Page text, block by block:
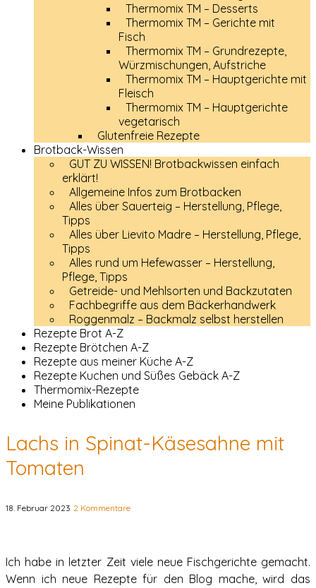
Thermomix TM – Desserts
Thermomix TM – Gerichte mit
Fisch
Thermomix TM – Grundrezepte,
Würzmischungen, Aufstriche
Thermomix TM – Hauptgerichte mit
Fleisch
Thermomix TM – Hauptgerichte
vegetarisch
Glutenfreie Rezepte
Brotback-Wissen
GUT ZU WISSEN! Brotbackwissen einfach
erklärt!
Allgemeine Infos zum Brotbacken
Alles über Sauerteig – Herstellung, Pflege,
Tipps
Alles über Lievito Madre – Herstellung, Pflege,
Tipps
Alles rund um Hefewasser – Herstellung,
Pflege, Tipps
Getreide- und Mehlsorten und Backzutaten
Fachbegriffe aus dem Bäckerhandwerk
Roggenmalz – Backmalz selbst herstellen
Rezepte Brot A-Z
Rezepte Brötchen A-Z
Rezepte aus meiner Küche A-Z
Rezepte Kuchen und Süßes Gebäck A-Z
Thermomix-Rezepte
Meine Publikationen
Lachs in Spinat-Käsesahne mit
Tomaten
18. Februar 2023 2 Kommentare
Ich habe in letzter Zeit viele neue Fischgerichte gemacht.
Wenn ich neue Rezepte für den Blog mache, wird das